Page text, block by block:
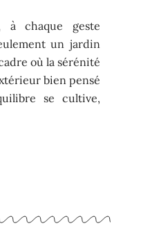
à chaque geste
un jardin
où la sérénité
bien pensé
se cultive,